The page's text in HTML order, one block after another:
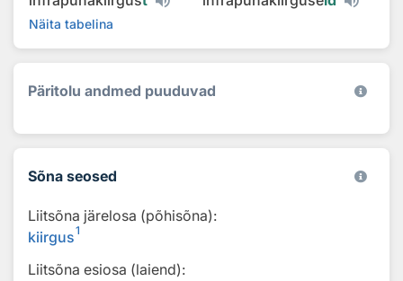
Näita tabelina
Päritolu andmed puuduvad
Sõna seosed
Liitsõna järelosa (põhisõna):
kiirgus1
Liitsõna esiosa (laiend):